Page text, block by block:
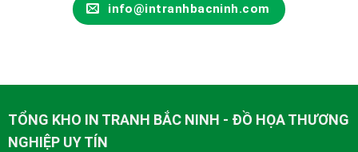
info@intranhbacninh.com
TỔNG KHO IN TRANH BẮC NINH - ĐỒ HỌA THƯƠNG
NGHIỆP UY TÍN